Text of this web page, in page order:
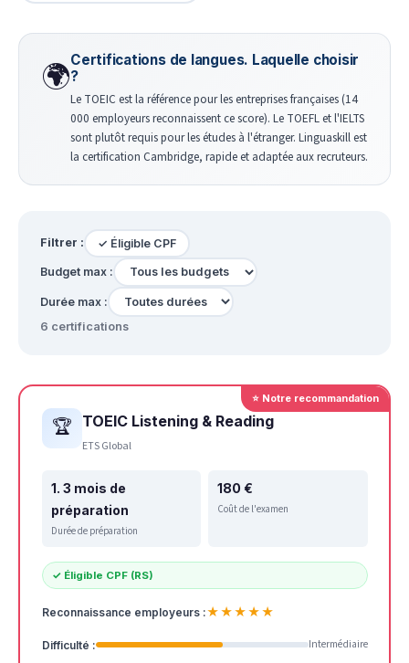
🌍Certifications de langues. Laquelle choisir
?
Le TOEIC est la référence pour les entreprises françaises (14
000 employeurs reconnaissent ce score). Le TOEFL et l'IELTS
sont plutôt requis pour les études à l'étranger. Linguaskill est
la certification Cambridge, rapide et adaptée aux recruteurs.
Filtrer : ✓ Éligible CPF
Budget max :
Durée max :
6 certifications
⭐ Notre recommandation
🏆 TOEIC Listening & Reading
ETS Global
1. 3 mois de
préparation
Durée de préparation
180 €
Coût de l'examen
✓ Éligible CPF (RS)
Reconnaissance employeurs :★★★★★
Difficulté : Intermédiaire